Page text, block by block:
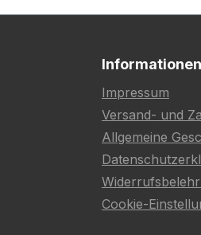
Informationen
Impressum
Versand- und
Allgemeine
Cookie-